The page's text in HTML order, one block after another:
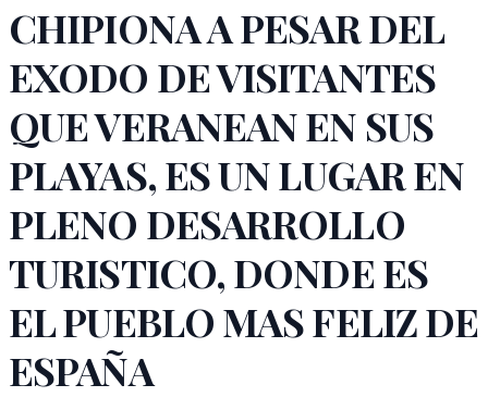
CHIPIONA A PESAR DEL
EXODO DE VISITANTES
QUE VERANEAN EN SUS
PLAYAS, ES UN LUGAR EN
PLENO DESARROLLO
TURISTICO, DONDE ES
EL PUEBLO MAS FELIZ DE
ESPAÑA